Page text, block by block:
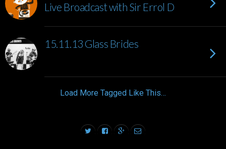
Live Broadcast with Sir Errol D
15.11.13 Glass Brides
Load More Tagged Like This…